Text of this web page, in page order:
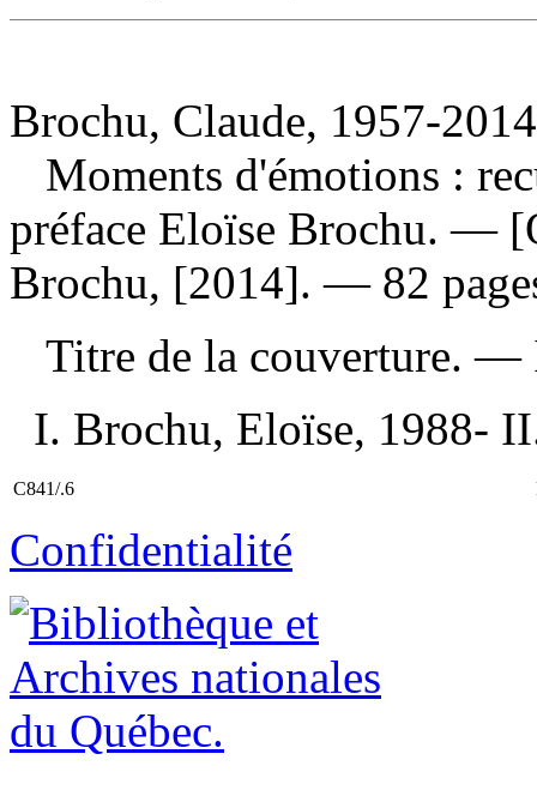
Brochu, Claude, 1957-
Moments d'émotions :
préface Eloïse Brochu. —
Brochu, [2014]. — 82
Titre de la couverture. —
I. Brochu, Eloïse, 1988-
C841/.6
Confidentialité